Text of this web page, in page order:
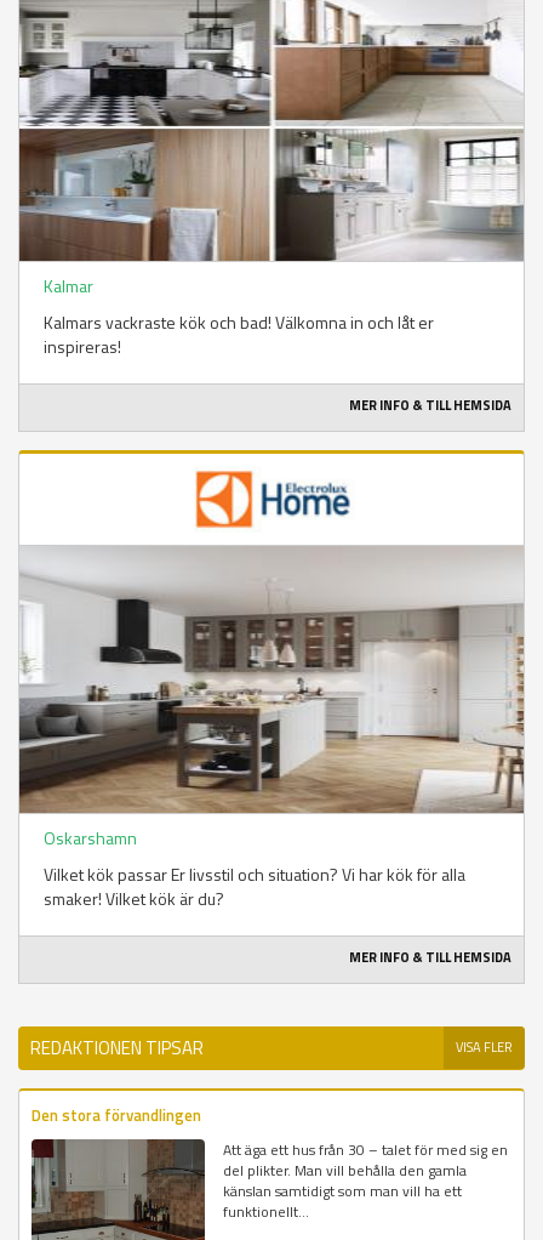
Kalmar
Kalmars vackraste kök och bad! Välkomna in och låt er
inspireras!
MER INFO & TILL HEMSIDA
Oskarshamn
Vilket kök passar Er livsstil och situation? Vi har kök för alla
smaker! Vilket kök är du?
MER INFO & TILL HEMSIDA
REDAKTIONEN TIPSAR VISA FLER
Den stora förvandlingen
Att äga ett hus från 30 – talet för med sig en
del plikter. Man vill behålla den gamla
känslan samtidigt som man vill ha ett
funktionellt...